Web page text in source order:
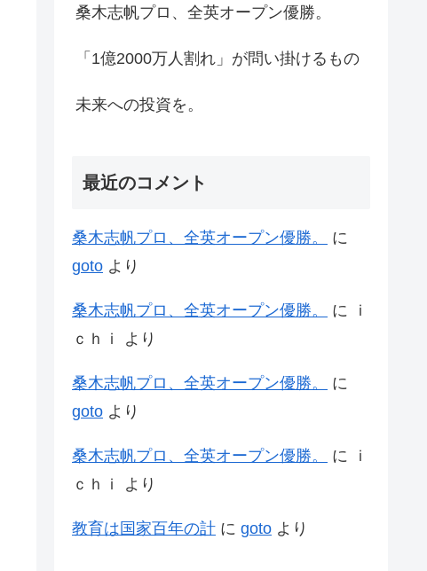
桑木志帆プロ、全英オープン優勝。
「1億2000万人割れ」が問い掛けるもの
未来への投資を。
最近のコメント
桑木志帆プロ、全英オープン優勝。
に
goto より
桑木志帆プロ、全英オープン優勝。 に
ｉ
ｃｈｉ
より
桑木志帆プロ、全英オープン優勝。
に
goto より
桑木志帆プロ、全英オープン優勝。 に
ｉ
ｃｈｉ
より
教育は国家百年の計 に goto より